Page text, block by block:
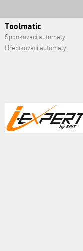
Toolmatic
Sponkovací automaty
Hřebíkovací automaty